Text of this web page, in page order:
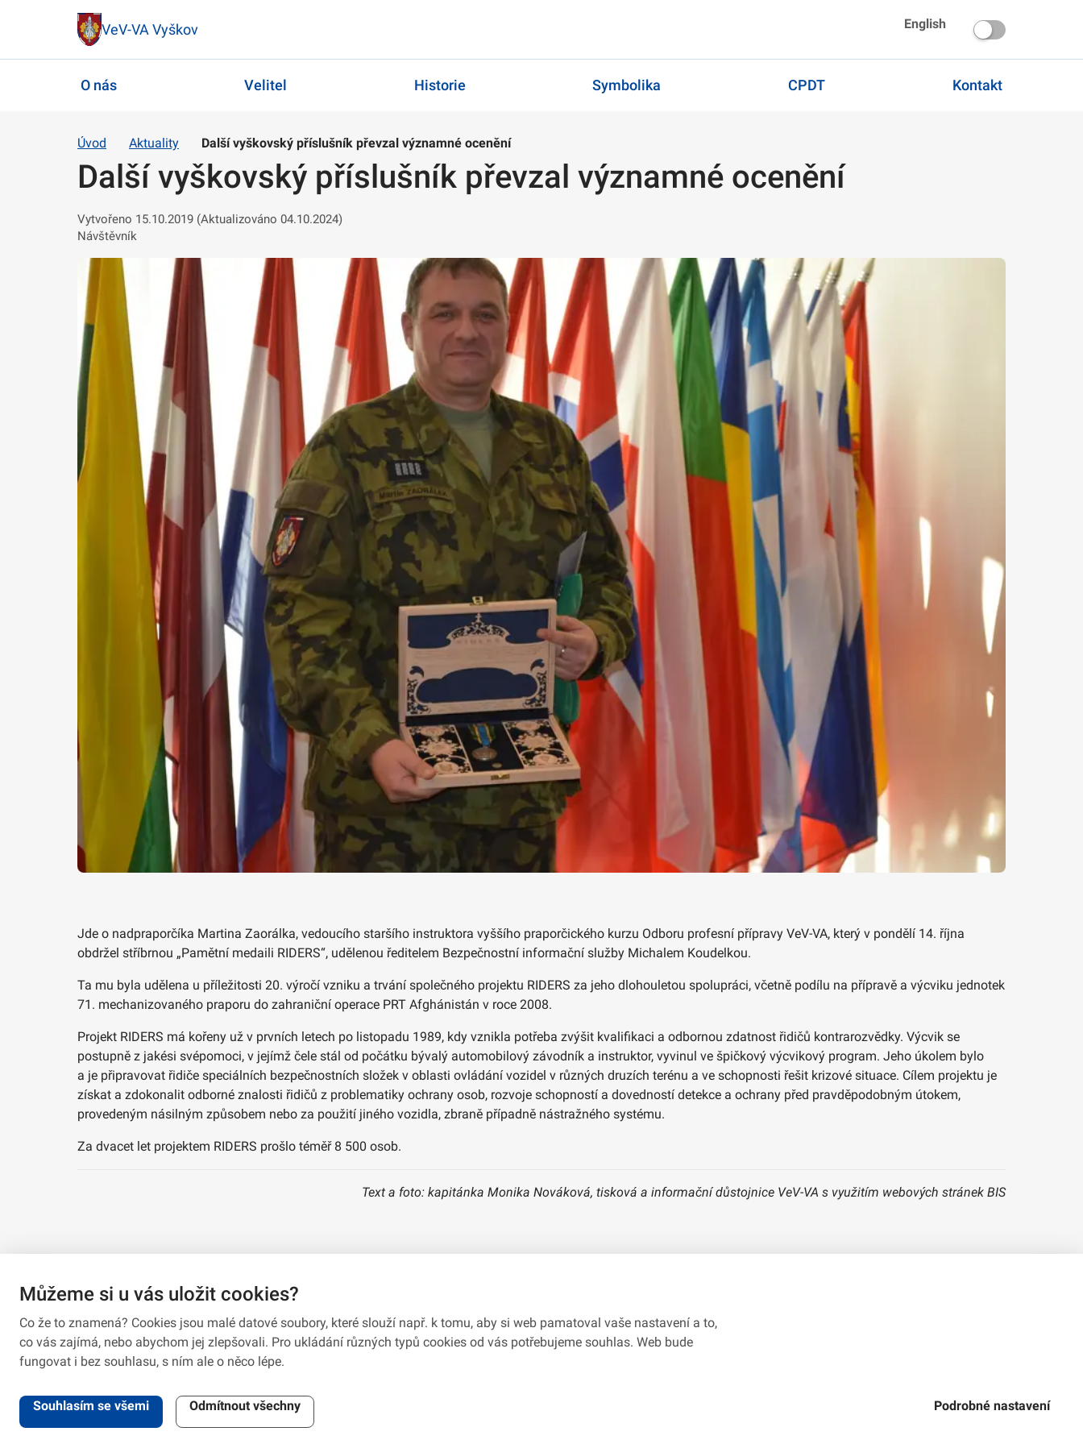
VeV-VA Vyškov English
O nás Velitel Historie Symbolika CPDT Kontakt
Úvod Aktuality Další vyškovský příslušník převzal významné ocenění
Další vyškovský příslušník převzal významné ocenění
Vytvořeno 15.10.2019 (Aktualizováno 04.10.2024)
Návštěvník
Jde o nadpraporčíka Martina Zaorálka, vedoucího staršího instruktora vyššího praporčického kurzu Odboru profesní přípravy VeV-VA, který v pondělí 14. října
obdržel stříbrnou „Pamětní medaili RIDERS“, udělenou ředitelem Bezpečnostní informační služby Michalem Koudelkou.
Ta mu byla udělena u příležitosti 20. výročí vzniku a trvání společného projektu RIDERS za jeho dlohouletou spolupráci, včetně podílu na přípravě a výcviku jednotek
71. mechanizovaného praporu do zahraniční operace PRT Afghánistán v roce 2008.
Projekt RIDERS má kořeny už v prvních letech po listopadu 1989, kdy vznikla potřeba zvýšit kvalifikaci a odbornou zdatnost řidičů kontrarozvědky. Výcvik se
postupně z jakési svépomoci, v jejímž čele stál od počátku bývalý automobilový závodník a instruktor, vyvinul ve špičkový výcvikový program. Jeho úkolem bylo
a je připravovat řidiče speciálních bezpečnostních složek v oblasti ovládání vozidel v různých druzích terénu a ve schopnosti řešit krizové situace. Cílem projektu je
získat a zdokonalit odborné znalosti řidičů z problematiky ochrany osob, rozvoje schopností a dovedností detekce a ochrany před pravděpodobným útokem,
provedeným násilným způsobem nebo za použití jiného vozidla, zbraně případně nástražného systému.
Za dvacet let projektem RIDERS prošlo téměř 8 500 osob.
Text a foto: kapitánka Monika Nováková, tisková a informační důstojnice VeV-VA s využitím webových stránek BIS
2026 © VeV-VA Vyškov • Informace jsou poskytovány v souladu se zákonem č.
Můžeme si u vás uložit cookies?
Co že to znamená? Cookies jsou malé datové soubory, které slouží např. k tomu, aby si web pamatoval vaše nastavení a to,
co vás zajímá, nebo abychom jej zlepšovali. Pro ukládání různých typů cookies od vás potřebujeme souhlas. Web bude
fungovat i bez souhlasu, s ním ale o něco lépe.
Souhlasím se všemi Odmítnout všechny Podrobné nastavení